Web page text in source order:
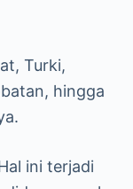
Turki,
hingga
ini terjadi